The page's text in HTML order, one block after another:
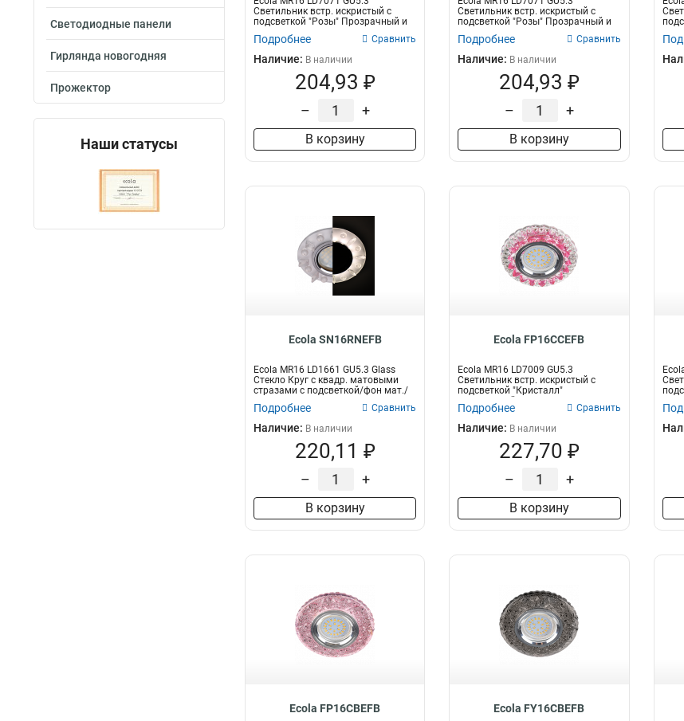
Светодиодные панели
Гирлянда новогодняя
Прожектор
Наши статусы
Светильник встр. искристый с
подсветкой "Розы" Прозрачный и
Подробнее Сравнить
Наличие: В наличии
204,93 ₽
– +
В корзину
Светильник встр. искристый с
подсветкой "Розы" Прозрачный и
Подробнее Сравнить
Наличие: В наличии
204,93 ₽
– +
В корзину
Ecola SN16RNEFB
Ecola MR16 LD1661 GU5.3 Glass
Стекло Круг с квадр. матовыми
стразами с подсветкой/фон мат./
Подробнее Сравнить
Наличие: В наличии
220,11 ₽
– +
В корзину
Ecola FP16CCEFB
Ecola MR16 LD7009 GU5.3
Светильник встр. искристый с
подсветкой "Кристалл"
Прозрачный...
Подробнее Сравнить
Наличие: В наличии
227,70 ₽
– +
В корзину
Ecola FP16CBEFB Ecola FY16CBEFB